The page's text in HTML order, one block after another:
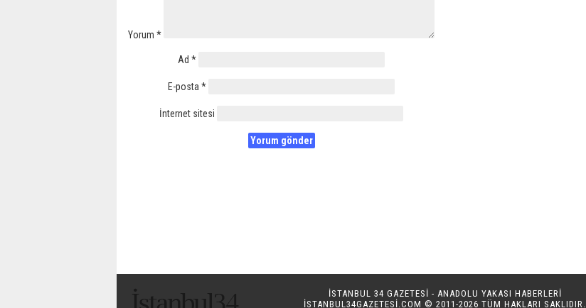
Yorum *
Ad *
E-posta *
İnternet sitesi
İSTANBUL 34 GAZETESİ - ANADOLU YAKASI HABERLERİ
ISTANBUL34GAZETESI.COM © 2011-2026 TÜM HAKLARI SAKLIDIR.